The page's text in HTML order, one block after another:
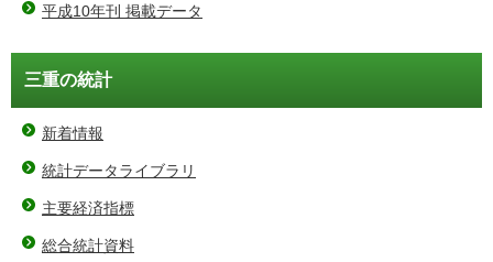
平成10年刊 掲載データ
三重の統計
新着情報
統計データライブラリ
主要経済指標
総合統計資料